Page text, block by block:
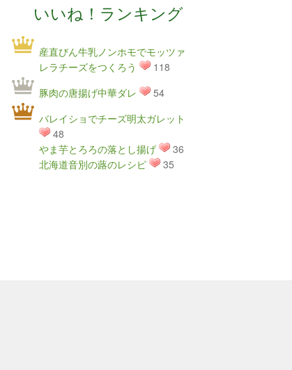
いいね！ランキング
産直びん牛乳ノンホモでモッツァ
レラチーズをつくろう
118
豚肉の唐揚げ中華ダレ
54
バレイショでチーズ明太ガレット
48
やま芋とろろの落とし揚げ
36
北海道音別の蕗のレシピ
35